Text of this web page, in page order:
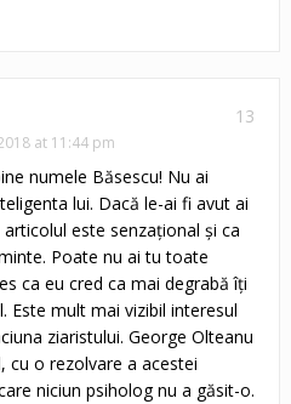
13
at 11:44 pm
numele Băsescu! Nu ai
lui. Dacă le-ai fi avut ai
este senzațional și ca
Poate nu ai tu toate
ca eu cred ca mai degrabă îți
Este mult mai vizibil interesul
ziaristului. George Olteanu
cu o rezolvare a acestei
niciun psiholog nu a găsit-o.